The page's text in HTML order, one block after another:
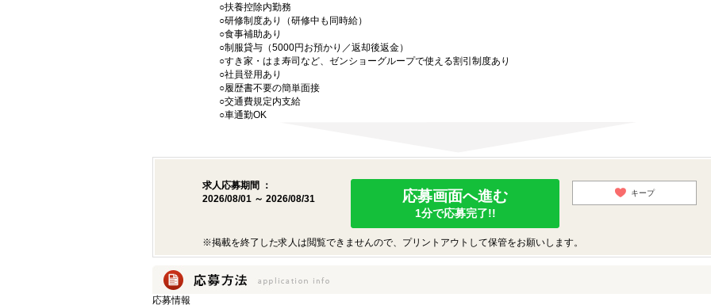
○扶養控除内勤務
○研修制度あり（研修中も同時給）
○食事補助あり
○制服貸与（5000円お預かり／返却後返金）
○すき家・はま寿司など、ゼンショーグループで使える割引制度あり
○社員登用あり
○履歴書不要の簡単面接
○交通費規定内支給
○車通勤OK
求人応募期間 ：
2026/08/01 ～ 2026/08/31
応募画面へ進む
1分で応募完了!!
キープ
※掲載を終了した求人は閲覧できませんので、プリントアウトして保管をお願いします。
応募情報